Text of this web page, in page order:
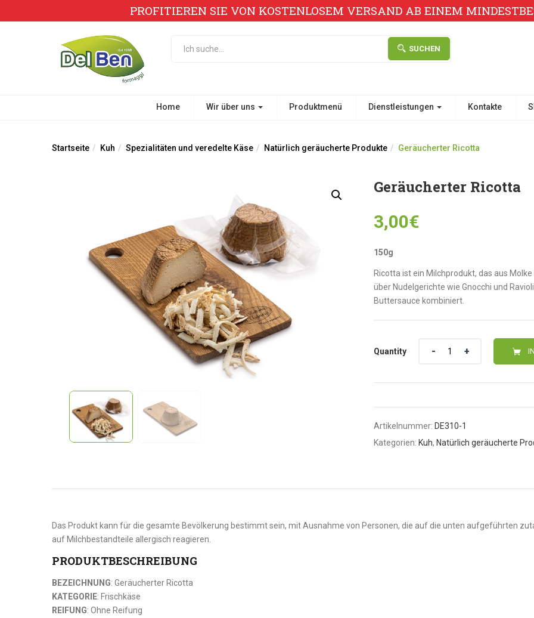
PROFITIEREN SIE VON KOSTENLOSEM VERSAND AB EINEM
SUCHEN
Home Wir über uns Produktmenü Dienstleistungen Kontakte
Startseite Kuh Spezialitäten und veredelte Käse Natürlich geräucherte Produkte Geräucherter Ricotta
Geräucherter Ricotta
3,00€
150g
Ricotta ist ein Milchprodukt, das aus
über Nudelgerichte wie Gnocchi und
Buttersauce kombiniert.
Quantity
Artikelnummer: DE310-1
Kategorien: Kuh, Natürlich geräucherte
Das Produkt kann für die gesamte Bevölkerung bestimmt sein, mit Ausnahme von Personen, die auf die unten aufgeführten
auf Milchbestandteile allergisch reagieren.
PRODUKTBESCHREIBUNG
BEZEICHNUNG: Geräucherter Ricotta
KATEGORIE: Frischkäse
REIFUNG: Ohne Reifung